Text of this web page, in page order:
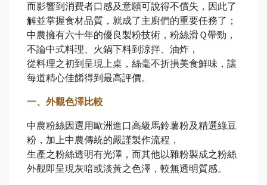
而影響到消費者口感及意願可說得不償失，因此了
解並掌握食材品質，就成了主廚們的重要任務了；
中農擁有六十年的優良製粉技術，粉絲滑Ｑ帶勁，
不論中式料理、火鍋下料到涼拌、油炸，
從料理之初到呈現上桌，絲毫不折損美食鮮味，讓
每道精心佳餚得到最高評價。
一、外觀色澤比較
中農粉絲因選用歐洲進口高級馬鈴薯粉及精選綠豆
粉，加上中農傳統的嚴謹製作流程，
生產之粉絲透明有光澤，而其他以雜粉製成之粉絲
外觀即呈現灰暗或淡黃之色澤，較無透明質感。